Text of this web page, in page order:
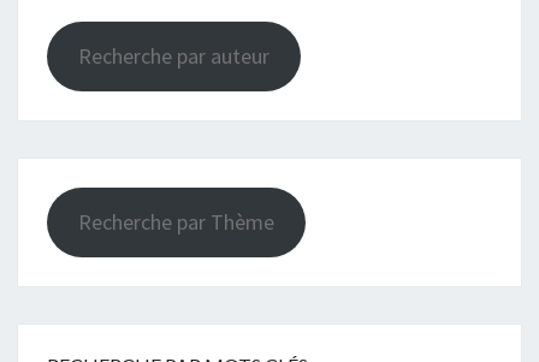
Recherche par auteur
Recherche par Thème